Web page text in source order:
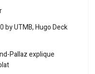
by UTMB, Hugo Deck
Pallaz explique